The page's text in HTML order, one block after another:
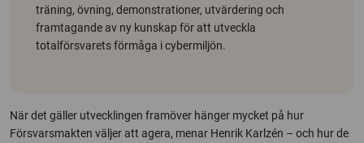
träning, övning, demonstrationer, utvärdering och
framtagande av ny kunskap för att utveckla
totalförsvarets förmåga i cybermiljön.
När det gäller utvecklingen framöver hänger mycket på hur
Försvarsmakten väljer att agera, menar Henrik Karlzén – och hur de